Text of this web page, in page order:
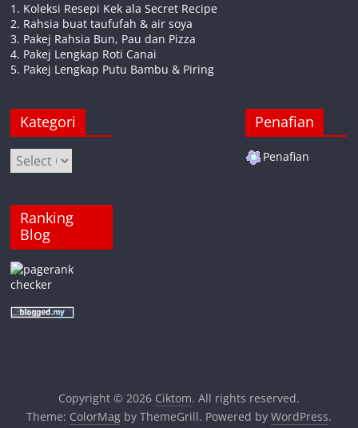
1. Koleksi Resepi Kek ala Secret Recipe
2. Rahsia buat taufufah & air soya
3. Pakej Rahsia Bun, Pau dan Pizza
4. Pakej Lengkap Roti Canai
5. Pakej Lengkap Putu Bambu & Piring
Kategori
Kategori
Ranking
Blog
Penafian
Penafian
Copyright © 2026 Ciktom. All rights reserved.
Theme: ColorMagby ThemeGrill. Powered by WordPress.